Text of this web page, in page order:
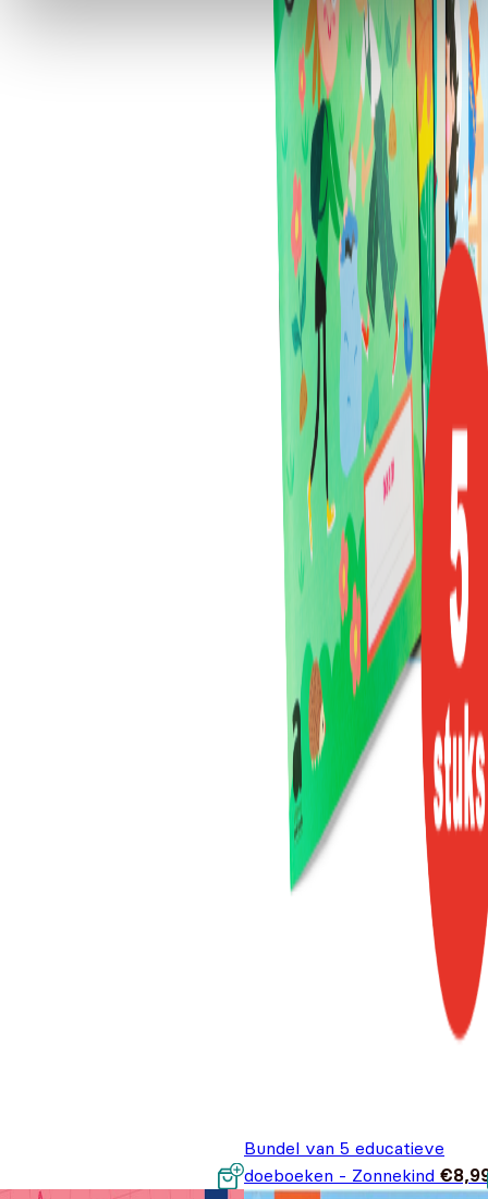
Bundel van 5 educatieve
doeboeken - Zonnekind €